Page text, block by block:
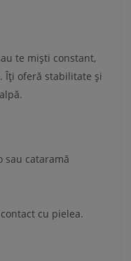
te miști constant,
Îți oferă stabilitate și
sau cataramă
cu pielea.